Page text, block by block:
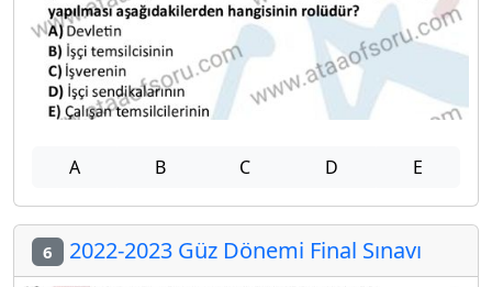
A B C D E
6 2022-2023 Güz Dönemi Final Sınavı